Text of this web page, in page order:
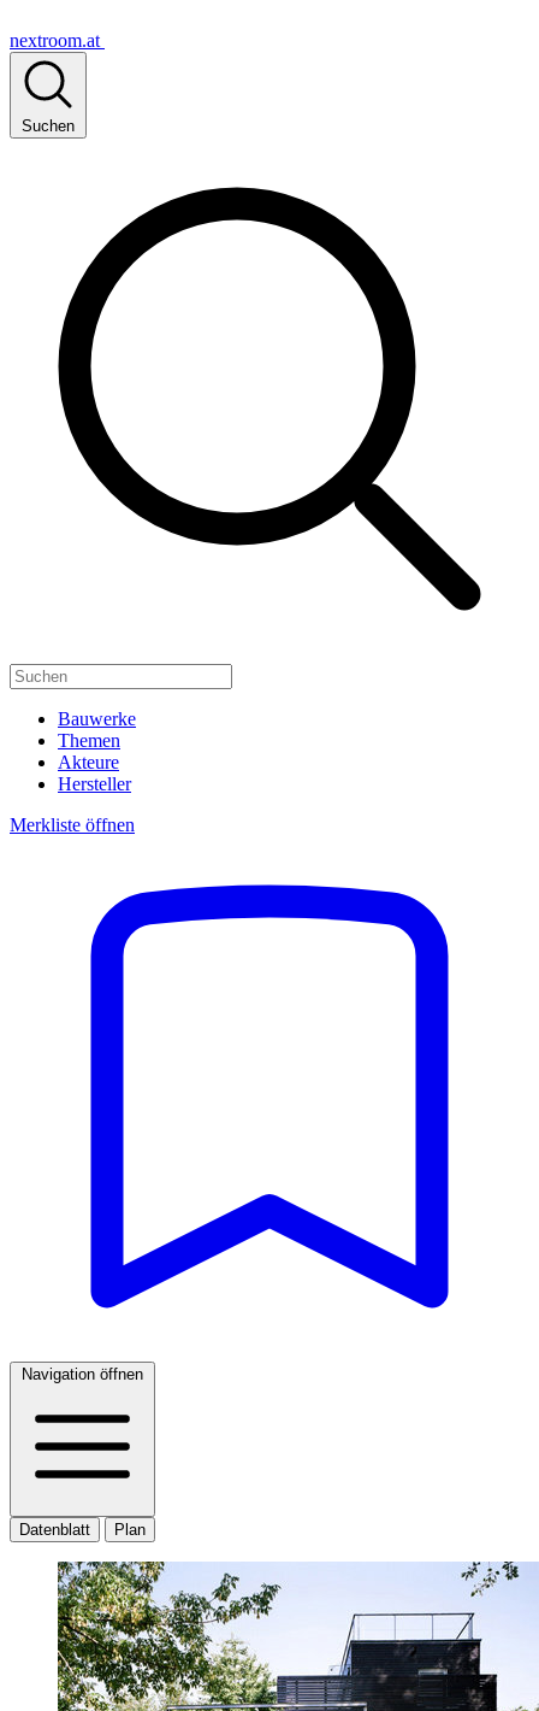
nextroom.at
Suchen
Bauwerke
Themen
Akteure
Hersteller
Merkliste öffnen
Navigation öffnen
Datenblatt Plan